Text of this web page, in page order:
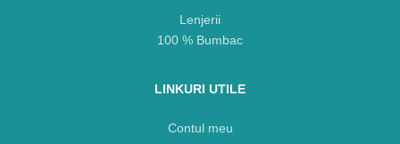
Lenjerii
100 % Bumbac
LINKURI UTILE
Contul meu